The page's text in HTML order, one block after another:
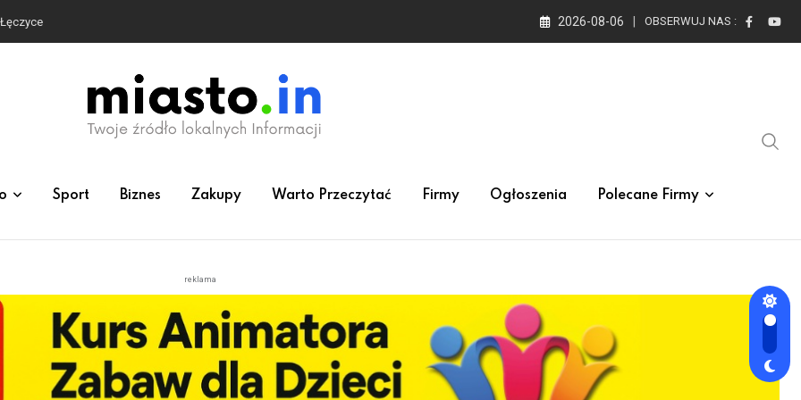
2026-08-06 OBSERWUJ NAS :
Sport Biznes Zakupy Warto Przeczytać Firmy Ogłoszenia Polecane Firmy
reklama